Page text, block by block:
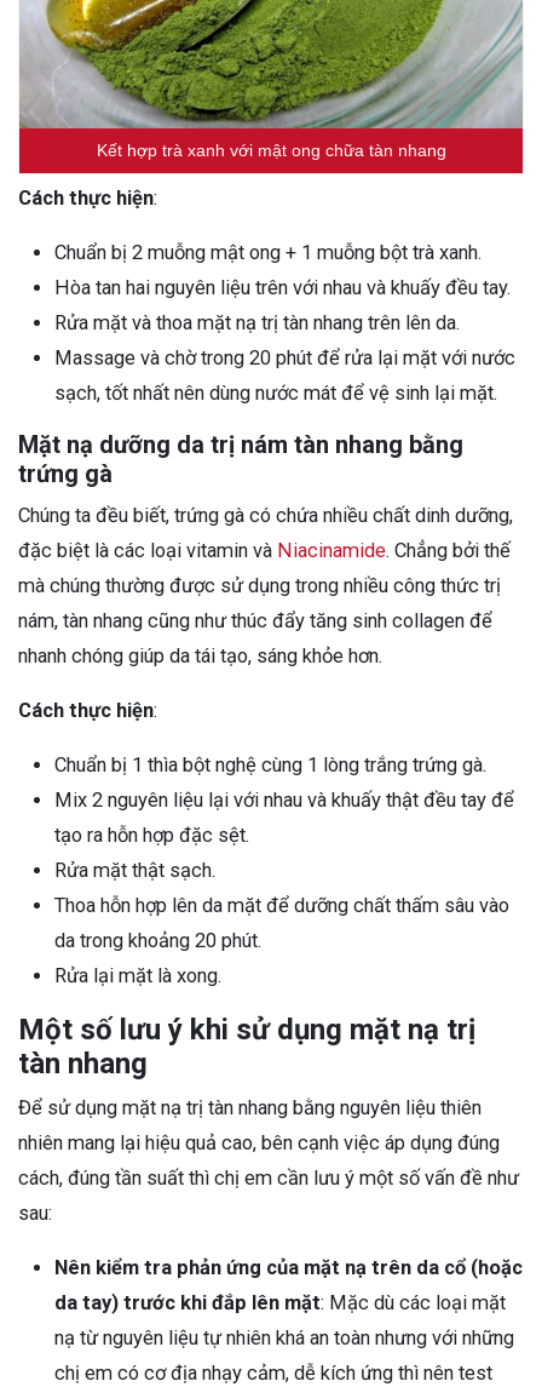
Kết hợp trà xanh với mật ong chữa tàn nhang
Cách thực hiện:
Chuẩn bị 2 muỗng mật ong + 1 muỗng bột trà xanh.
Hòa tan hai nguyên liệu trên với nhau và khuấy đều tay.
Rửa mặt và thoa mặt nạ trị tàn nhang trên lên da.
Massage và chờ trong 20 phút để rửa lại mặt với nước
sạch, tốt nhất nên dùng nước mát để vệ sinh lại mặt.
Mặt nạ dưỡng da trị nám tàn nhang bằng
trứng gà
Chúng ta đều biết, trứng gà có chứa nhiều chất dinh dưỡng,
đặc biệt là các loại vitamin và Niacinamide. Chẳng bởi thế
mà chúng thường được sử dụng trong nhiều công thức trị
nám, tàn nhang cũng như thúc đẩy tăng sinh collagen để
nhanh chóng giúp da tái tạo, sáng khỏe hơn.
Cách thực hiện:
Chuẩn bị 1 thìa bột nghệ cùng 1 lòng trắng trứng gà.
Mix 2 nguyên liệu lại với nhau và khuấy thật đều tay để
tạo ra hỗn hợp đặc sệt.
Rửa mặt thật sạch.
Thoa hỗn hợp lên da mặt để dưỡng chất thấm sâu vào
da trong khoảng 20 phút.
Rửa lại mặt là xong.
Một số lưu ý khi sử dụng mặt nạ trị
tàn nhang
Để sử dụng mặt nạ trị tàn nhang bằng nguyên liệu thiên
nhiên mang lại hiệu quả cao, bên cạnh việc áp dụng đúng
cách, đúng tần suất thì chị em cần lưu ý một số vấn đề như
sau:
Nên kiểm tra phản ứng của mặt nạ trên da cổ (hoặc
da tay) trước khi đắp lên mặt: Mặc dù các loại mặt
nạ từ nguyên liệu tự nhiên khá an toàn nhưng với những
chị em có cơ địa nhạy cảm, dễ kích ứng thì nên test